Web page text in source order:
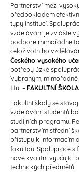
Partnerství mezi
předpokladem
typy institucí.
vzdělávání je zvláště
podpoře mimořádně
celoživotního
Českého vysokého
potřeby úzké
Vybraným,
titul – FAKULTNÍ ŠKOLA
Fakultní školy se
vzdělávání studentů
studijních programů.
partnerstvím střední
přístupu k informacím
fakultou. Spolupráce s
nové kvalitní vyučující
technických předmětů.